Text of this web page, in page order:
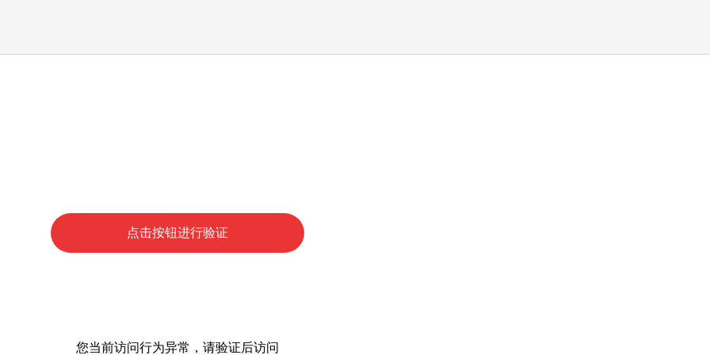
点击按钮进行验证
您当前访问行为异常，请验证后访问